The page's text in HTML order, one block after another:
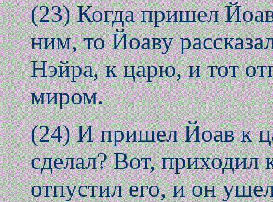
(23) Когда пришел
ним, то Йоаву
Нэйра, к царю, и тот
миром.
(24) И пришел Йоав к
сделал? Вот, приходил
отпустил его, и он